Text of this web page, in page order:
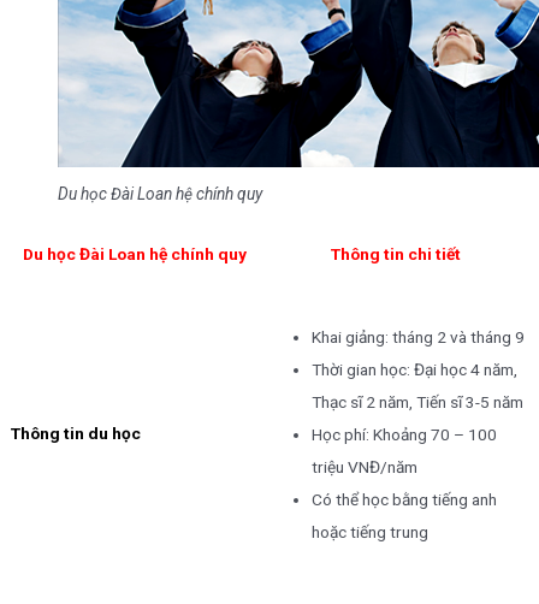
Du học Đài Loan hệ chính quy
Du học Đài Loan hệ chính quy Thông tin chi tiết
Thông tin du học
Khai giảng: tháng 2 và tháng 9
Thời gian học: Đại học 4 năm,
Thạc sĩ 2 năm, Tiến sĩ 3-5 năm
Học phí: Khoảng 70 – 100
triệu VNĐ/năm
Có thể học bằng tiếng anh
hoặc tiếng trung